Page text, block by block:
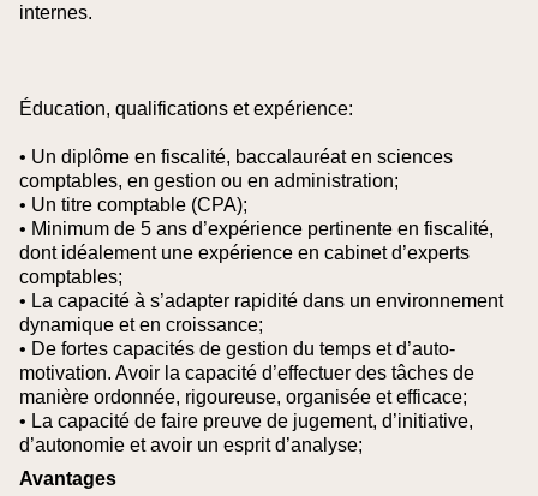
internes.
Éducation, qualifications et expérience:
• Un diplôme en fiscalité, baccalauréat en sciences
comptables, en gestion ou en administration;
• Un titre comptable (CPA);
• Minimum de 5 ans d’expérience pertinente en fiscalité,
dont idéalement une expérience en cabinet d’experts
comptables;
• La capacité à s’adapter rapidité dans un environnement
dynamique et en croissance;
• De fortes capacités de gestion du temps et d’auto-
motivation. Avoir la capacité d’effectuer des tâches de
manière ordonnée, rigoureuse, organisée et efficace;
• La capacité de faire preuve de jugement, d’initiative,
d’autonomie et avoir un esprit d’analyse;
Avantages